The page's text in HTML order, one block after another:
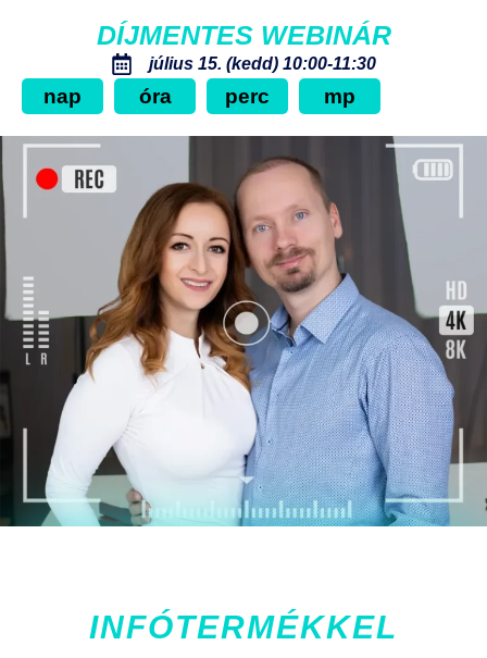
DÍJMENTES WEBINÁR
július 15. (kedd) 10:00-11:30
nap óra perc mp
INFÓTERMÉKKEL